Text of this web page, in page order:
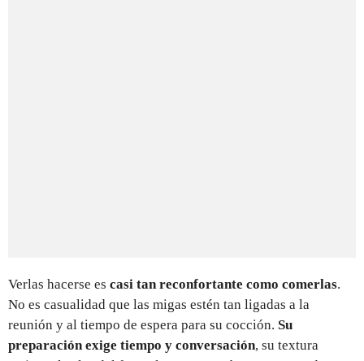
Verlas hacerse es casi tan reconfortante como comerlas.
No es casualidad que las migas estén tan ligadas a la
reunión y al tiempo de espera para su cocción. Su
preparación exige tiempo y conversación, su textura